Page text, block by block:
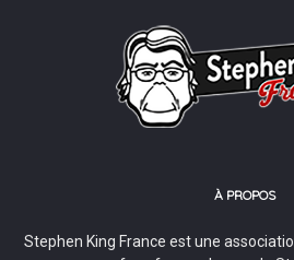
À PROPOS
Stephen King France est une